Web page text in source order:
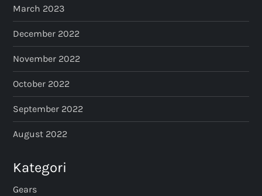
March 2023
December 2022
November 2022
October 2022
September 2022
August 2022
Kategori
Gears